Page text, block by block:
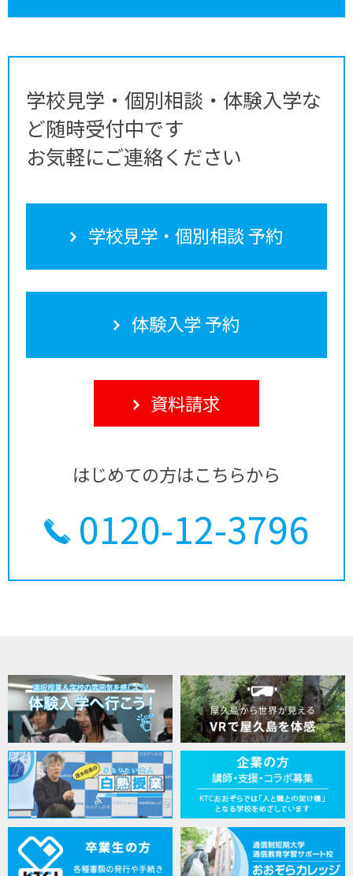
学校見学・個別相談・体験入学な
ど随時受付中です
お気軽にご連絡ください
学校見学・個別相談 予約
体験入学 予約
資料請求
はじめての方はこちらから
0120-12-3796